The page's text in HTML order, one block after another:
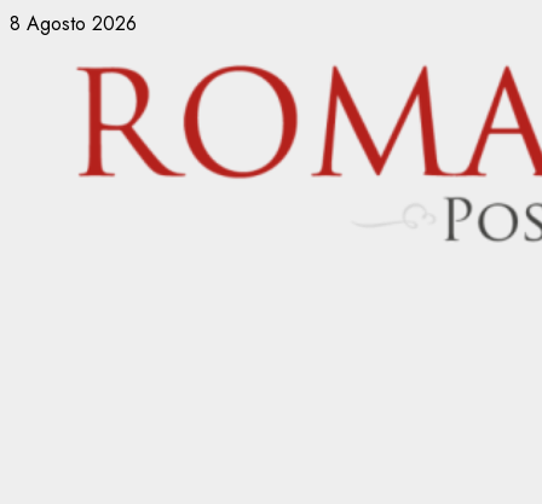
Vai
contenuto
8 Agosto 2026